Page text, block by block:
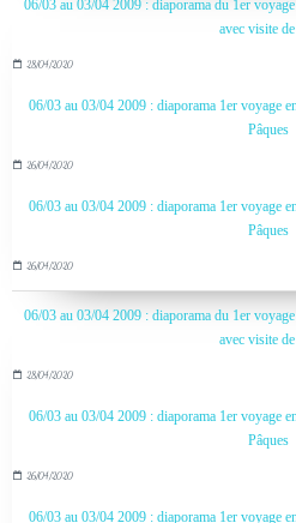
06/03 au 03/04 2009 : diaporama du 1er
avec visite
28/04/2020
06/03 au 03/04 2009 : diaporama 1er voyage
Pâques
26/04/2020
06/03 au 03/04 2009 : diaporama 1er voyage
Pâques
26/04/2020
06/03 au 03/04 2009 : diaporama du 1er
avec visite
28/04/2020
06/03 au 03/04 2009 : diaporama 1er voyage
Pâques
26/04/2020
06/03 au 03/04 2009 : diaporama 1er voyage